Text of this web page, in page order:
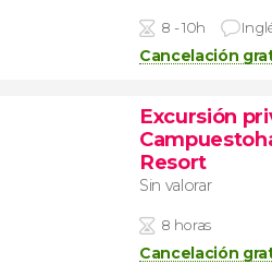
8 - 10h
Cancelación
Excursión
Resort
Sin valorar
8 horas
Cancelación